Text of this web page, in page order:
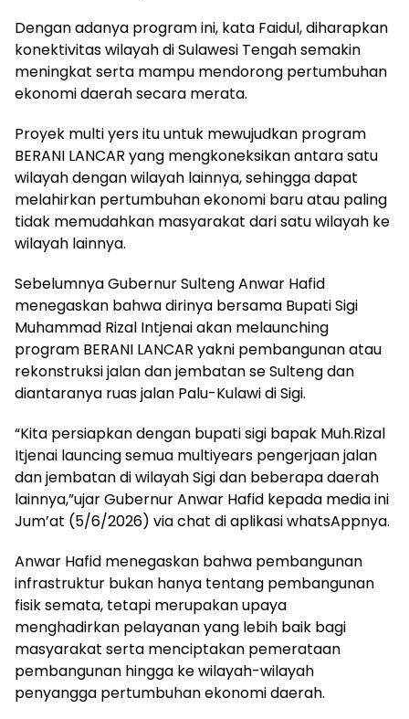
Dengan adanya program ini, kata Faidul, diharapkan
konektivitas wilayah di Sulawesi Tengah semakin
meningkat serta mampu mendorong pertumbuhan
ekonomi daerah secara merata.
Proyek multi yers itu untuk mewujudkan program
BERANI LANCAR yang mengkoneksikan antara satu
wilayah dengan wilayah lainnya, sehingga dapat
melahirkan pertumbuhan ekonomi baru atau paling
tidak memudahkan masyarakat dari satu wilayah ke
wilayah lainnya.
Sebelumnya Gubernur Sulteng Anwar Hafid
menegaskan bahwa dirinya bersama Bupati Sigi
Muhammad Rizal Intjenai akan melaunching
program BERANI LANCAR yakni pembangunan atau
rekonstruksi jalan dan jembatan se Sulteng dan
diantaranya ruas jalan Palu-Kulawi di Sigi.
“Kita persiapkan dengan bupati sigi bapak Muh.Rizal
Itjenai launcing semua multiyears pengerjaan jalan
dan jembatan di wilayah Sigi dan beberapa daerah
lainnya,”ujar Gubernur Anwar Hafid kepada media ini
Jum’at (5/6/2026) via chat di aplikasi whatsAppnya.
Anwar Hafid menegaskan bahwa pembangunan
infrastruktur bukan hanya tentang pembangunan
fisik semata, tetapi merupakan upaya
menghadirkan pelayanan yang lebih baik bagi
masyarakat serta menciptakan pemerataan
pembangunan hingga ke wilayah-wilayah
penyangga pertumbuhan ekonomi daerah.